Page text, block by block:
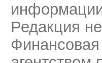
Редакция